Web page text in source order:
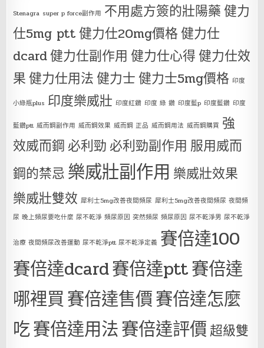
Stenagra super p force副作用 不用處方簽的壯陽藥健力
仕5mg ptt健力仕20mg價格健力仕
dcard健力仕副作用 健力仕心得健力仕效
果健力仕用法健力士健力士5mg價格 印度
小綠瓶plus 印度樂威壯 印度紅鑽 印度 綠 鑽 印度藍p 印度藍鑽 印度
藍鑽ptt 威而鋼副作用 威而鋼效果 威而鋼 正品 威而鋼用法 威而鋼購買 強
效威而鋼 必利勁 必利勁副作用 服用威而
鋼的禁忌 樂威壯副作用 樂威壯效果
樂威壯雙效 犀利士5mg改善夜間頻尿 犀利士5mg改善夜間頻尿 夜間頻
尿 晚上頻尿要吃什麼 尿不乾淨 頻尿原因 突然頻尿 頻尿原因 尿不乾淨男 尿不乾淨
治療 夜間頻尿改善運動 尿不乾淨ptt 尿不乾淨定義 賽倍達100
賽倍達dcard賽倍達ptt賽倍達
哪裡買賽倍達售價賽倍達怎麼
吃賽倍達用法賽倍達評價超級雙